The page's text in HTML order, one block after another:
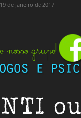
19 de janeiro de 2017